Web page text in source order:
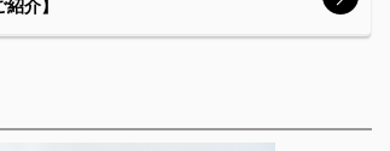
介】